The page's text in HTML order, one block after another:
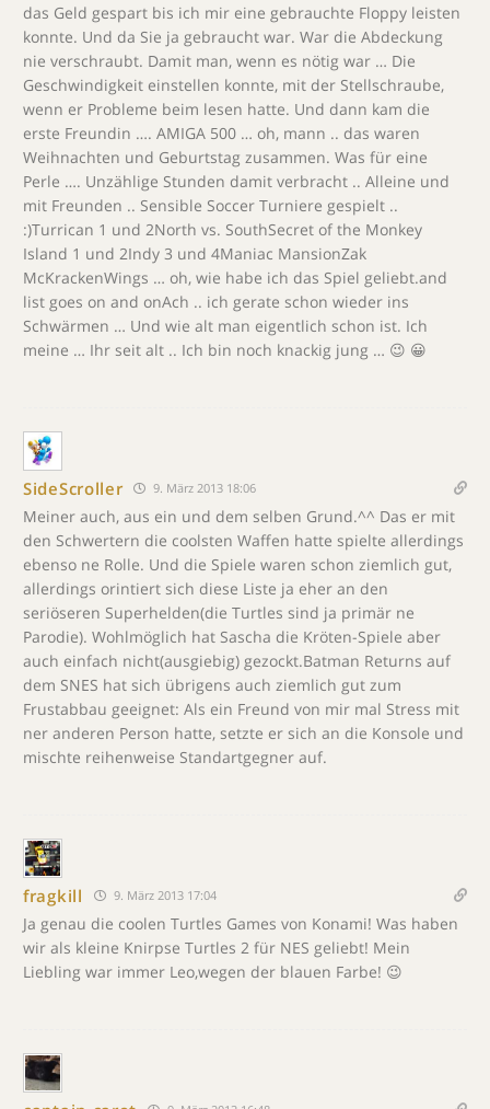
das Geld gespart bis ich mir eine gebrauchte Floppy leisten
konnte. Und da Sie ja gebraucht war. War die Abdeckung
nie verschraubt. Damit man, wenn es nötig war … Die
Geschwindigkeit einstellen konnte, mit der Stellschraube,
wenn er Probleme beim lesen hatte. Und dann kam die
erste Freundin …. AMIGA 500 … oh, mann .. das waren
Weihnachten und Geburtstag zusammen. Was für eine
Perle …. Unzählige Stunden damit verbracht .. Alleine und
mit Freunden .. Sensible Soccer Turniere gespielt ..
:)Turrican 1 und 2North vs. SouthSecret of the Monkey
Island 1 und 2Indy 3 und 4Maniac MansionZak
McKrackenWings … oh, wie habe ich das Spiel geliebt.and
list goes on and onAch .. ich gerate schon wieder ins
Schwärmen … Und wie alt man eigentlich schon ist. Ich
meine … Ihr seit alt .. Ich bin noch knackig jung … 😉 😀
SideScroller 9. März 2013 18:06
Meiner auch, aus ein und dem selben Grund.^^ Das er mit
den Schwertern die coolsten Waffen hatte spielte allerdings
ebenso ne Rolle. Und die Spiele waren schon ziemlich gut,
allerdings orintiert sich diese Liste ja eher an den
seriöseren Superhelden(die Turtles sind ja primär ne
Parodie). Wohlmöglich hat Sascha die Kröten-Spiele aber
auch einfach nicht(ausgiebig) gezockt.Batman Returns auf
dem SNES hat sich übrigens auch ziemlich gut zum
Frustabbau geeignet: Als ein Freund von mir mal Stress mit
ner anderen Person hatte, setzte er sich an die Konsole und
mischte reihenweise Standartgegner auf.
fragkill 9. März 2013 17:04
Ja genau die coolen Turtles Games von Konami! Was haben
wir als kleine Knirpse Turtles 2 für NES geliebt! Mein
Liebling war immer Leo,wegen der blauen Farbe! 😉